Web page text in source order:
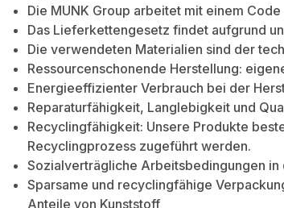
Die MUNK Group arbeitet mit einem
Das Lieferkettengesetz findet aufgrund
Die verwendeten Materialien sind der
Ressourcenschonende Herstellung:
Energieeffizienter Verbrauch bei der
Reparaturfähigkeit, Langlebigkeit und
Recyclingfähigkeit: Unsere Produkte
Recyclingprozess zugeführt werden.
Sozialverträgliche Arbeitsbedingungen
Sparsame und recyclingfähige
Anteile von Kunststoff